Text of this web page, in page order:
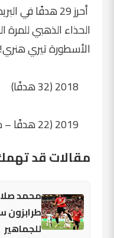
أحرز 29 هدفًا
الحذاء الذهبي للمرة
الأسطورة تيري هنري!
مقالات قد
محمد
طرابزون
للجماهير